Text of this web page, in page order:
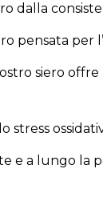
dalla
pensata per
siero
stress
e a lungo la